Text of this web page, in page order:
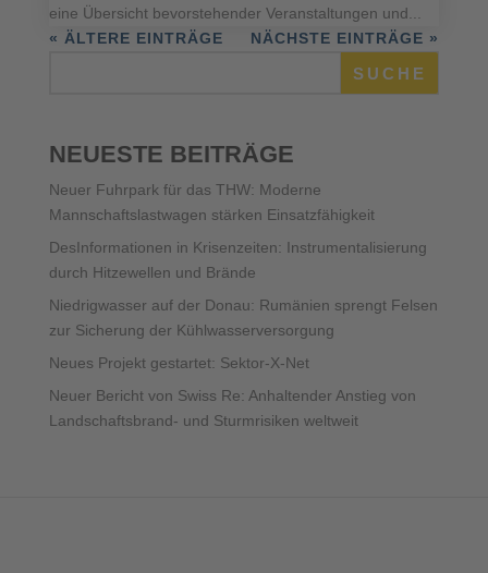
eine Übersicht bevorstehender Veranstaltungen und...
« ÄLTERE EINTRÄGE
NÄCHSTE EINTRÄGE »
SUCHE
NEUESTE BEITRÄGE
Neuer Fuhrpark für das THW: Moderne
Mannschaftslastwagen stärken Einsatzfähigkeit
DesInformationen in Krisenzeiten: Instrumentalisierung
durch Hitzewellen und Brände
Niedrigwasser auf der Donau: Rumänien sprengt Felsen
zur Sicherung der Kühlwasserversorgung
Neues Projekt gestartet: Sektor-X-Net
Neuer Bericht von Swiss Re: Anhaltender Anstieg von
Landschaftsbrand- und Sturmrisiken weltweit